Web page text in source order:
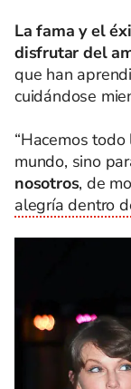
La fama y el
disfrutar del
que han
cuidándose
“Hacemos
mundo, sino
nosotros, de
alegría dentro